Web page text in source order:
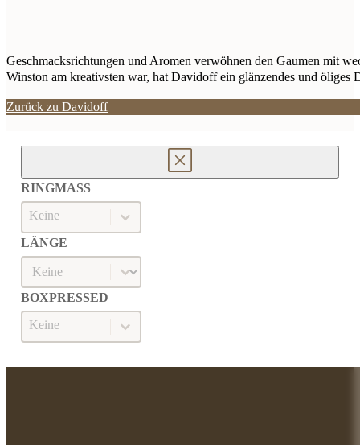
Geschmacksrichtungen und Aromen verwöhnen den Gaumen mit
Winston am kreativsten war, hat Davidoff ein glänzendes und
Zurück zu Davidoff
RINGMASS
RINGMASS
Ringmaß
LÄNGE
LÄNGE
Länge
BOXPRESSED
BOXPRESSED
Boxpressed